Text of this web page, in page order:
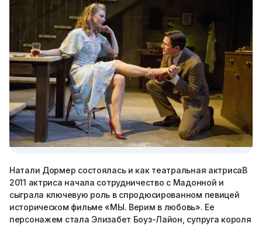
Натали Дормер состоялась и как театральная актрисаВ
2011 актриса начала сотрудничество с Мадонной и
сыграла ключевую роль в спродюсированном певицей
историческом фильме «МЫ. Верим в любовь». Ее
персонажем стала Элизабет Боуз-Лайон, супруга короля